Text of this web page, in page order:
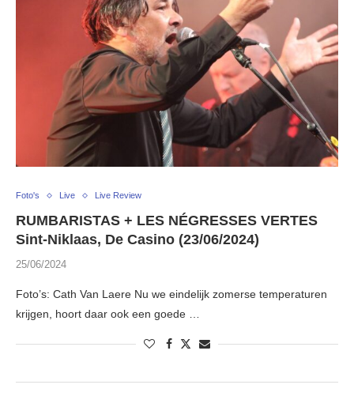
Foto's Live Live Review
RUMBARISTAS + LES NÉGRESSES VERTES
Sint-Niklaas, De Casino (23/06/2024)
25/06/2024
Foto’s: Cath Van Laere Nu we eindelijk zomerse temperaturen
krijgen, hoort daar ook een goede …